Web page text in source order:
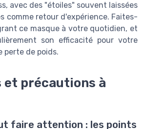
avec des "étoiles" souvent laissées
comme retour d'expérience. Faites-
ce masque à votre quotidien, et
son efficacité pour votre
perte de poids.
et précautions à
faire attention : les points